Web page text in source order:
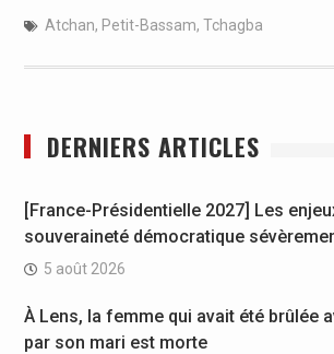
Atchan, Petit-Bassam, Tchagba
DERNIERS ARTICLES
[France-Présidentielle 2027] Les
souveraineté démocratique
5 août 2026
À Lens, la femme qui avait été brûlée
par son mari est morte